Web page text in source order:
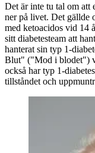
Det är inte tu tal om att
ner på livet. Det gällde
med ketoacidos vid 14
sitt diabetesteam att
hanterat sin typ 1-
Blut" ("Mod i blodet")
också har typ 1-
tillståndet och